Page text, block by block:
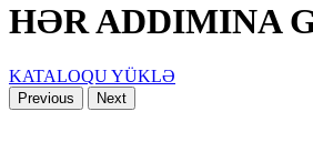
HƏR ADDIMINA
KATALOQU YÜKLƏ
Previous Next